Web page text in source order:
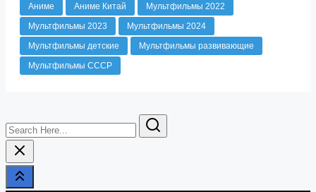
Аниме Аниме Китай
Мультфильмы 2022
Мультфильмы 2023
Мультфильмы 2024
Мультфильмы детские
Мультфильмы развивающие
Мультфильмы СССР
Search
Here...